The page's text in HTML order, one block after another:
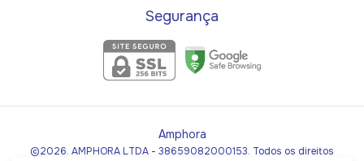
Segurança
Amphora
©2026. AMPHORA LTDA - 38659082000153. Todos os direitos